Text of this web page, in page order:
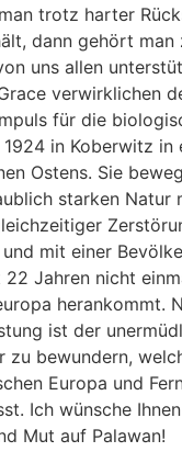
trotz harter
dann gehört man
uns allen
verwirklichen
für die
in Koberwitz in
Ostens. Sie
starken Natur
mit einer
Jahren nicht
herankommt.
ist der
zu bewundern,
Europa und
Ich wünsche
Mut auf Palawan!